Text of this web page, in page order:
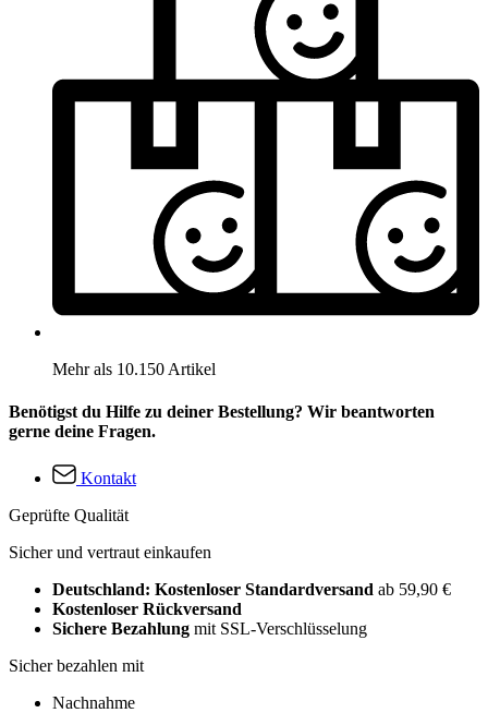
Mehr als 10.150 Artikel
Benötigst du Hilfe zu deiner Bestellung? Wir beantworten
gerne deine Fragen.
Kontakt
Geprüfte Qualität
Sicher und vertraut einkaufen
Deutschland: Kostenloser Standardversand ab 59,90 €
Kostenloser Rückversand
Sichere Bezahlung mit SSL-Verschlüsselung
Sicher bezahlen mit
Nachnahme